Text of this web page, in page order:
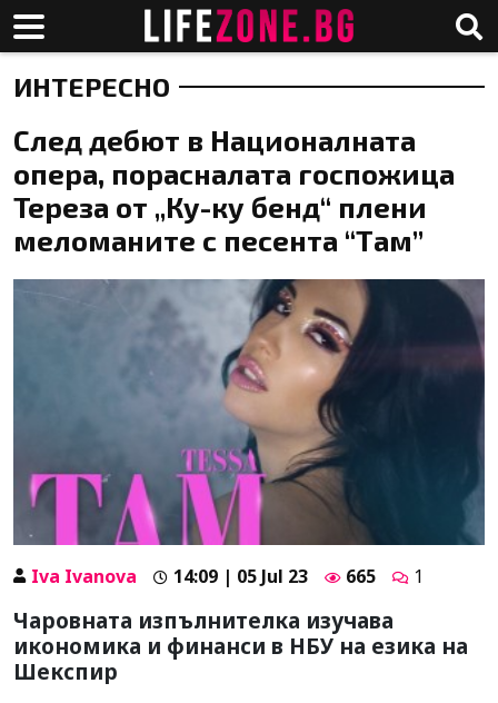
ИНТЕРЕСНО
След дебют в Националната
опера, порасналата госпожица
Тереза от „Ку-ку бенд“ плени
меломаните с песента “Там”
Iva Ivanova 14:09 | 05 Jul 23 665 1
Чаровната изпълнителка изучава
икономика и финанси в НБУ на езика на
Шекспир